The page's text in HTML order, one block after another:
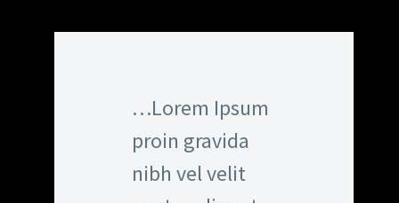
…Lorem Ipsum
proin gravida
nibh vel velit